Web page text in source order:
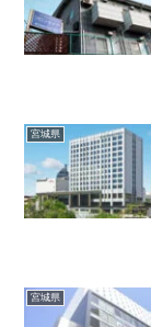
宮城県
宮城県